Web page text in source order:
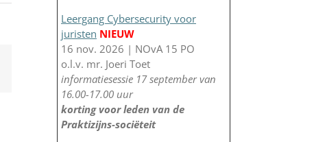
Leergang Cybersecurity voor
juristen NIEUW
16 nov. 2026 | NOvA 15 PO
o.l.v. mr. Joeri Toet
informatiesessie 17 september van
16.00-17.00 uur
korting voor leden van de
Praktizijns-sociëteit